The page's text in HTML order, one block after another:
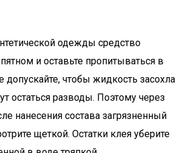
одежды средство
и оставьте пропитываться в
допускайте, чтобы жидкость засохла
остаться разводы. Поэтому через
нанесения состава загрязненный
щеткой. Остатки клея уберите